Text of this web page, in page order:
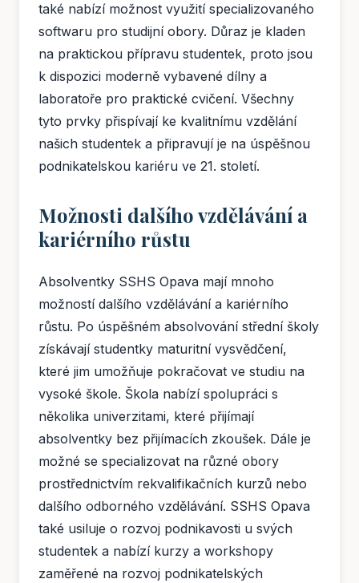
také nabízí možnost využití specializovaného
softwaru pro studijní obory. Důraz je kladen
na praktickou přípravu studentek, proto jsou
k dispozici moderně vybavené dílny a
laboratoře pro praktické cvičení. Všechny
tyto prvky přispívají ke kvalitnímu vzdělání
našich studentek a připravují je na úspěšnou
podnikatelskou kariéru ve 21. století.
Možnosti dalšího vzdělávání a
kariérního růstu
Absolventky SSHS Opava mají mnoho
možností dalšího vzdělávání a kariérního
růstu. Po úspěšném absolvování střední školy
získávají studentky maturitní vysvědčení,
které jim umožňuje pokračovat ve studiu na
vysoké škole. Škola nabízí spolupráci s
několika univerzitami, které přijímají
absolventky bez přijímacích zkoušek. Dále je
možné se specializovat na různé obory
prostřednictvím rekvalifikačních kurzů nebo
dalšího odborného vzdělávání. SSHS Opava
také usiluje o rozvoj podnikavosti u svých
studentek a nabízí kurzy a workshopy
zaměřené na rozvoj podnikatelských